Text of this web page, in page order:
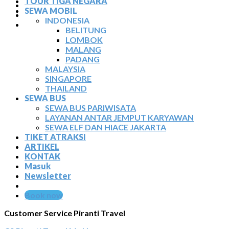
TIKET ATRAKSI
ARTIKEL
KONTAK
SEWA MOBIL
INDONESIA
BELITUNG
LOMBOK
MALANG
PADANG
MALAYSIA
SINGAPORE
THAILAND
SEWA BUS
SEWA BUS PARIWISATA
LAYANAN ANTAR JEMPUT KARYAWAN
SEWA ELF DAN HIACE JAKARTA
TIKET ATRAKSI
ARTIKEL
KONTAK
Masuk
Newsletter
Book now
Customer Service Piranti Travel